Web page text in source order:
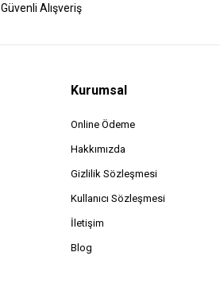
Güvenli Alışveriş
Kurumsal
Online Ödeme
Hakkımızda
Gizlilik Sözleşmesi
Kullanıcı Sözleşmesi
İletişim
Blog